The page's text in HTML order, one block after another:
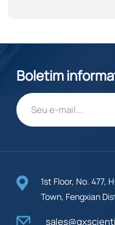
CBDV?1. Potencial
o CBDV pode possuir
oferecendo
o...
Boletim
1st Floor, No. 477,
Town, Fengxian